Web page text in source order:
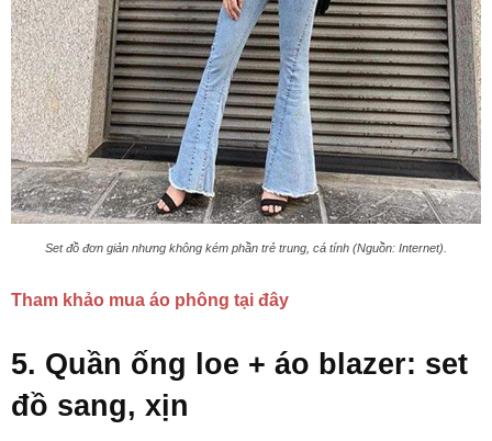
Set đồ đơn giản nhưng không kém phần trẻ trung, cá tính (Nguồn: Internet).
Tham khảo mua áo phông tại đây
5. Quần ống loe + áo blazer: set
đồ sang, xịn